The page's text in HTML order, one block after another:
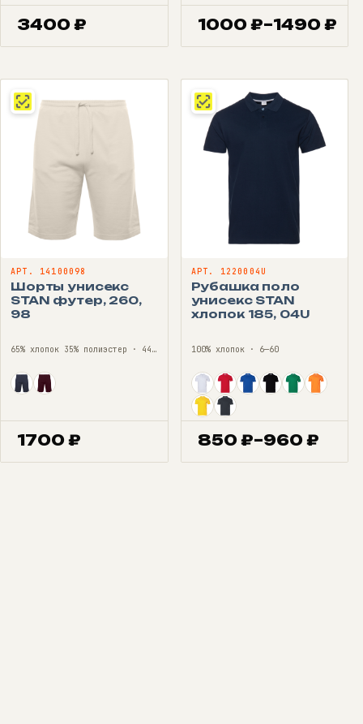
3400 ₽ 1000 ₽–1490 ₽
Диапазон
цен:
–
1490 ₽
АРТ. 14100098
Шорты унисекс
STAN футер, 260,
98
65% хлопок 35% полиэстер · 44—56
1700 ₽
АРТ. 1220004U
Рубашка поло
унисекс STAN
хлопок 185, 04U
100% хлопок · 6—60
850 ₽–960 ₽
Диапазон
цен: